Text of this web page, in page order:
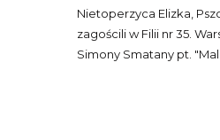
Nietoperzyca Elizka,
zagościli w Filii nr 35.
Simony Smatany pt.